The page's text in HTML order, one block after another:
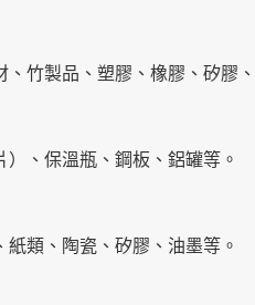
竹製品、塑膠、橡膠、矽膠
、保溫瓶、鋼板、鋁罐等。
類、陶瓷、矽膠、油墨等。